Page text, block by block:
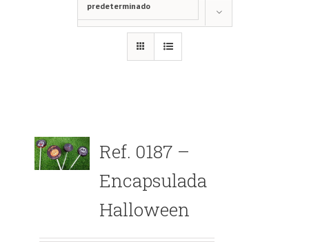
predeterminado
Mostrar
Ref. 0187 –
Encapsulada
Halloween